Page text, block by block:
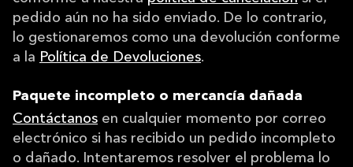
pedido aún no ha sido enviado. De lo contrario,
lo gestionaremos como una devolución conforme
a la Política de Devoluciones.
Paquete incompleto o mercancía dañada
Contáctanos en cualquier momento por correo
electrónico si has recibido un pedido incompleto
o dañado. Intentaremos resolver el problema lo